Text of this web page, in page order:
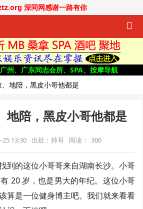
深同网感谢一路有你
州、广东同志会所、SPA、按摩导航
地陪，黑皮小哥他都是
地陪，黑皮小哥他都是
25 13:30 出处：帅哥 阅读： 306
到的这位小哥哥来自湖南长沙。小哥
20 岁，也是男大的年纪。这位小哥
算是一位健身博主吧。我们就来看看